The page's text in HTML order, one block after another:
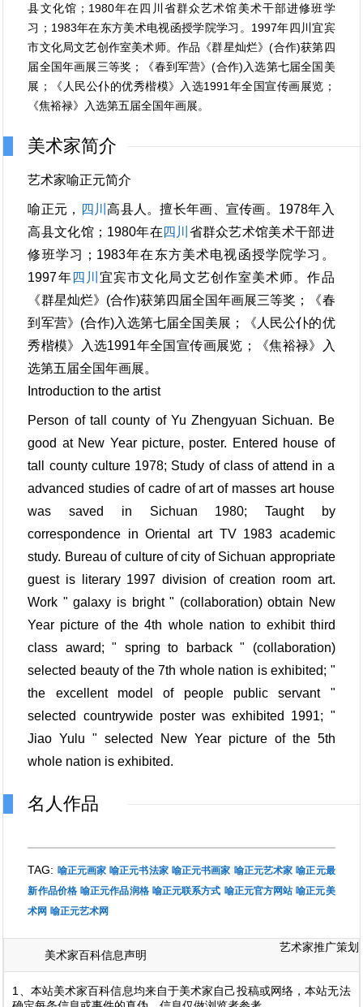
县文化馆；1980年在四川省群众艺术馆美术干部进修班学
习；1983年在东方美术电视函授学院学习。1997年四川宜宾
市文化局文艺创作室美术师。作品《群星灿烂》(合作)获第四
届全国年画展三等奖；《春到军营》(合作)入选第七届全国美
展；《人民公仆的优秀楷模》入选1991年全国宣传画展览；
《焦裕禄》入选第五届全国年画展。
美术家简介
艺术家喻正元简介
喻正元， 四川高县人。擅长年画、宣传画。1978年入
高县文化馆；1980年在 四川 省群众艺术馆美术干部进
修班学习；1983年在东方美术电视函授学院学习。
1997年 四川 宜宾市文化局文艺创作室美术师。作品
《群星灿烂》(合作)获第四届全国年画展三等奖；《春
到军营》(合作)入选第七届全国美展；《人民公仆的优
秀楷模》入选1991年全国宣传画展览；《焦裕禄》入
选第五届全国年画展。
Introduction to the artist
Person of tall county of Yu Zhengyuan Sichuan. Be
good at New Year picture, poster. Entered house of
tall county culture 1978; Study of class of attend in a
advanced studies of cadre of art of masses art house
was saved in Sichuan 1980; Taught by
correspondence in Oriental art TV 1983 academic
study. Bureau of culture of city of Sichuan appropriate
guest is literary 1997 division of creation room art.
Work " galaxy is bright " (collaboration) obtain New
Year picture of the 4th whole nation to exhibit third
class award; " spring to barback " (collaboration)
selected beauty of the 7th whole nation is exhibited; "
the excellent model of people public servant "
selected countrywide poster was exhibited 1991; "
Jiao Yulu " selected New Year picture of the 5th
whole nation is exhibited.
名人作品
TAG: 喻正元画家 喻正元书法家 喻正元书画家 喻正元艺术家 喻正元最
新作品价格 喻正元作品润格 喻正元联系方式 喻正元官方网站 喻正元美
术网 喻正元艺术网
美术家百科信息声明
艺术家推广策划
1、本站美术家百科信息均来自于美术家自己投稿或网络，本站无法